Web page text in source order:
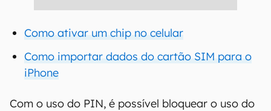
Como ativar um chip no celular
Como importar dados do cartão SIM para o
iPhone
Com o uso do PIN, é possível bloquear o uso do